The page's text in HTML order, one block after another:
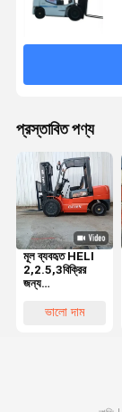
প্রস্তাবিত পণ্য
মূল ব্যবহৃত HELI
2,2.5,3বিক্রির
জন্য
দামের সাথে চমৎকার
ভালো দাম